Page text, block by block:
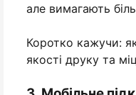
але вимагають
Коротко кажучи:
якості друку та